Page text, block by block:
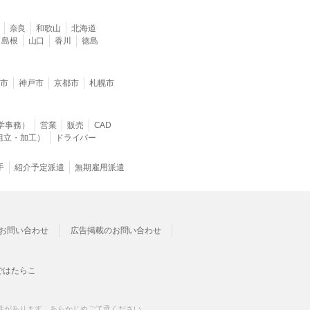
奈良 和歌山
北海道
島根 山口 香川
徳島
神戸市 京都市
札幌市
務） 営業 販売
CAD
・加工） ドライバー
紹介予定派遣 無期雇用派遣
問い合わせ
広告掲載のお問い合わせ
はたらこ